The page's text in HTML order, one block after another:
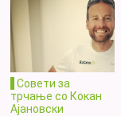
Совети за
трчање со Кокан
Ајановски